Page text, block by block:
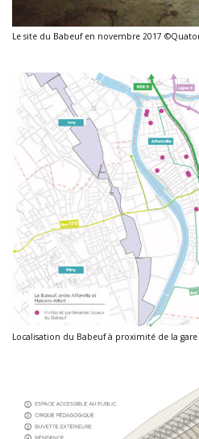
Le site du Babeuf en novembre 2017
Localisation du Babeuf à proximité de la